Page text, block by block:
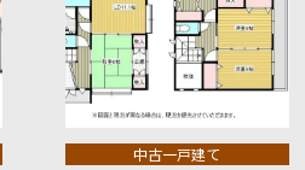
中古一戸建て